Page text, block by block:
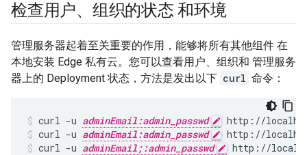
检查用户、组织的状态 和环境
管理服务器起着至关重要的作用，能够将所有其他组件 在
本地安装 Edge 私有云。您可以查看用户、组织和 管理服务
器上的 Deployment 状态，方法是发出以下 curl 命令：
curl -u adminEmail:admin_passwd
curl -u adminEmail:admin_passwd
http://
curl -u adminEmail;:admin_passwd http://